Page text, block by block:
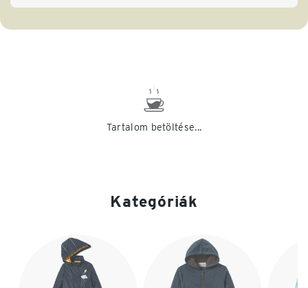
Tartalom betöltése...
Kategóriák